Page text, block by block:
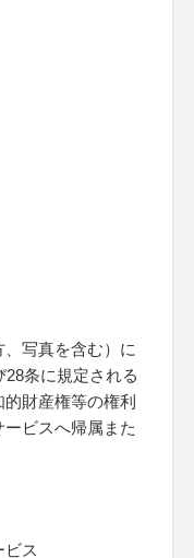
写真を含む）に
条に規定される
財産権等の権利
ビスへ帰属また
ビス